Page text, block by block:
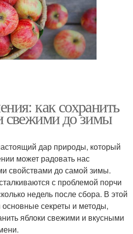
как сохранить
свежими до зимы
дар природы, который
может радовать нас
свойствами до самой зимы.
с проблемой порчи
недель после сбора. В этой
секреты и методы,
яблоки свежими и вкусными